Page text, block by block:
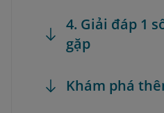
4. Giải đáp 1
gặp
Khám phá